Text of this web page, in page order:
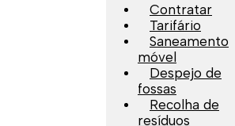
Contratar
Tarifário
Saneamento
móvel
Despejo de
fossas
Recolha de
resíduos